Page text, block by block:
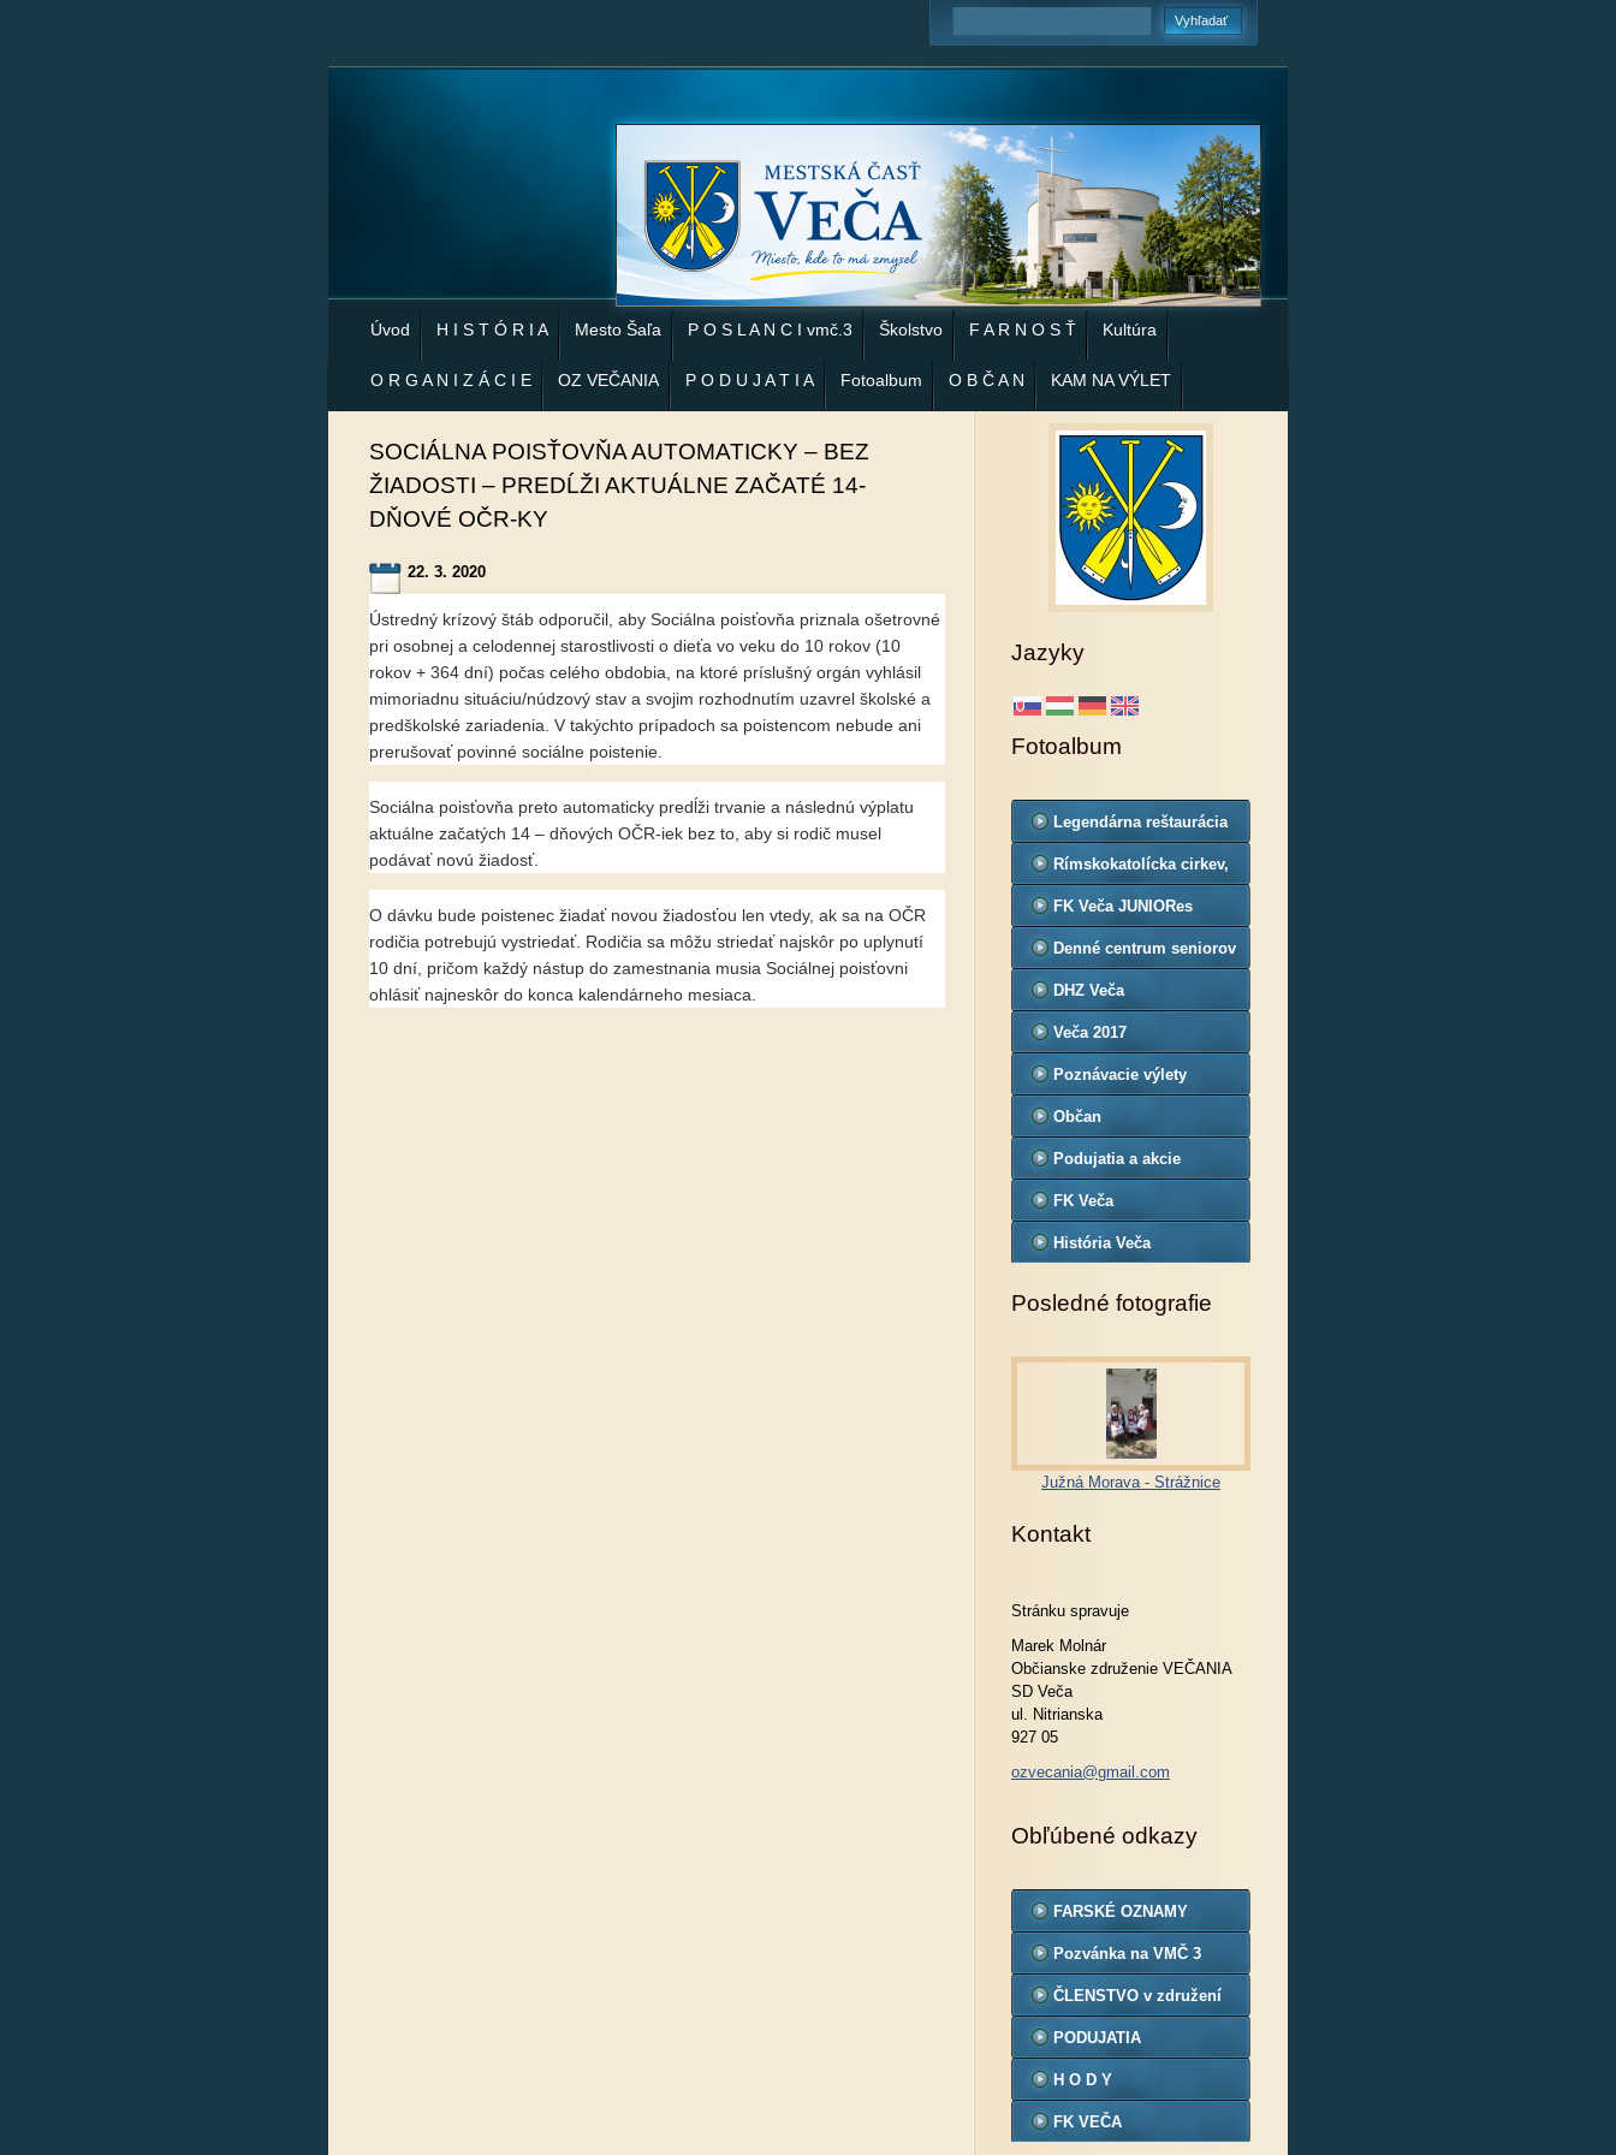
Úvod H I S T Ó R I A Mesto Šaľa P O S L A N C I vmč.3 Školstvo F A R N O S Ť Kultúra
O R G A N I Z Á C I E OZ VEČANIA P O D U J A T I A Fotoalbum O B Č A N KAM NA VÝLET
SOCIÁLNA POISŤOVŇA AUTOMATICKY – BEZ
ŽIADOSTI – PREDĹŽI AKTUÁLNE ZAČATÉ 14-
DŇOVÉ OČR-KY
22. 3. 2020
Ústredný krízový štáb odporučil, aby Sociálna poisťovňa priznala ošetrovné
pri osobnej a celodennej starostlivosti o dieťa vo veku do 10 rokov (10
rokov + 364 dní) počas celého obdobia, na ktoré príslušný orgán vyhlásil
mimoriadnu situáciu/núdzový stav a svojim rozhodnutím uzavrel školské a
predškolské zariadenia. V takýchto prípadoch sa poistencom nebude ani
prerušovať povinné sociálne poistenie.
Sociálna poisťovňa preto automaticky predĺži trvanie a následnú výplatu
aktuálne začatých 14 – dňových OČR-iek bez to, aby si rodič musel
podávať novú žiadosť.
O dávku bude poistenec žiadať novou žiadosťou len vtedy, ak sa na OČR
rodičia potrebujú vystriedať. Rodičia sa môžu striedať najskôr po uplynutí
10 dní, pričom každý nástup do zamestnania musia Sociálnej poisťovni
ohlásiť najneskôr do konca kalendárneho mesiaca.
Jazyky
Fotoalbum
Legendárna reštaurácia
Corgoň
Rímskokatolícka cirkev,
farnosť Veča
FK Veča JUNIORes
Denné centrum seniorov
č.3
DHZ Veča
Veča 2017
Poznávacie výlety
Občan
Podujatia a akcie
FK Veča
História Veča
Posledné fotografie
Južná Morava - Strážnice
Kontakt
Stránku spravuje
Marek Molnár
Občianske združenie VEČANIA
SD Veča
ul. Nitrianska
927 05
ozvecania@gmail.com
Obľúbené odkazy
FARSKÉ OZNAMY
Pozvánka na VMČ 3
ČLENSTVO v združení
PODUJATIA
H O D Y
FK VEČA